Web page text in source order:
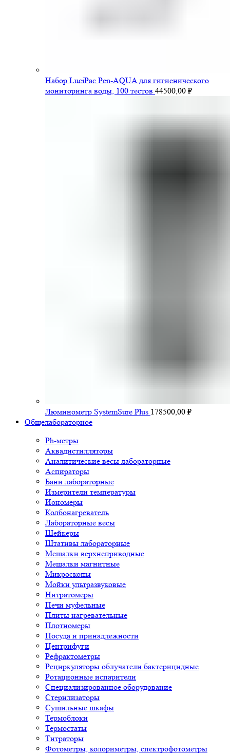
Набор LuciPac Pen-AQUA для гигиенического
мониторинга воды, 100 тестов 44500,00 ₽
Люминометр SystemSure Plus 178500,00 ₽
Общелабораторное
Ph-метры
Аквадистилляторы
Аналитические весы лабораторные
Аспираторы
Бани лабораторные
Измерители температуры
Иономеры
Колбонагреватель
Лабораторные весы
Шейкеры
Штативы лабораторные
Мешалки верхнеприводные
Мешалки магнитные
Микроскопы
Мойки ультразвуковые
Нитратомеры
Печи муфельные
Плиты нагревательные
Плотномеры
Посуда и принадлежности
Центрифуги
Рефрактометры
Рециркуляторы облучатели бактерицидные
Ротационные испарители
Специализированное оборудование
Стерилизаторы
Сушильные шкафы
Термоблоки
Термостаты
Титраторы
Фотометры, колориметры, спектрофотометры